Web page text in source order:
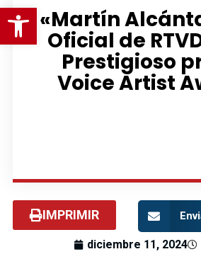
Abrir barra de
«Martín
Oficial de
Prestigioso
Voice Artist
IMPRIMIR
diciembre 11, 2024